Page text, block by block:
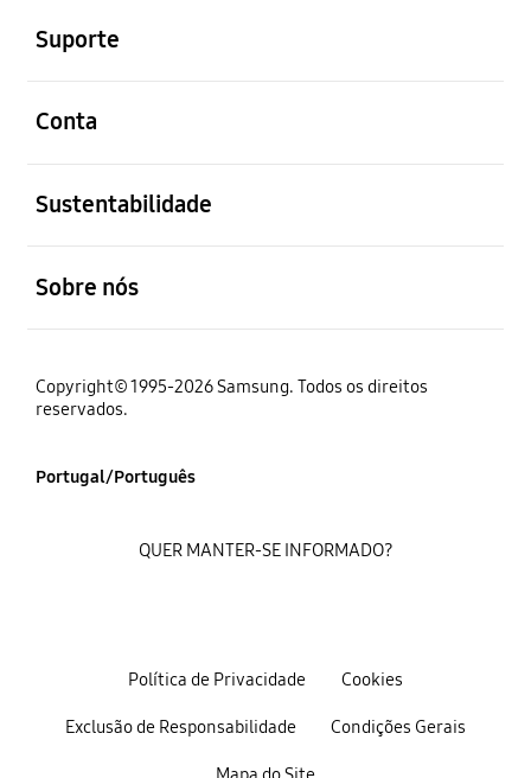
Suporte
Conta
Sustentabilidade
Sobre nós
Copyright© 1995-2026 Samsung. Todos os direitos
reservados.
Portugal/Português
Política de Privacidade Cookies
Exclusão de Responsabilidade Condições Gerais
QUER MANTER-SE INFORMADO?